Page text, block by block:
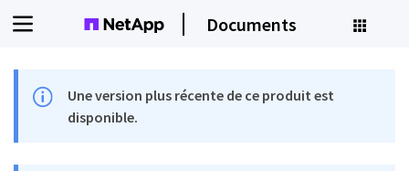
Documents
Une version plus récente de ce produit est
disponible.